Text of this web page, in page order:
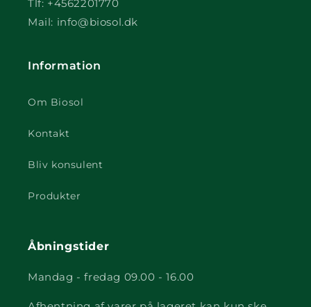
Tlf: +4562201770
Mail: info@biosol.dk
Information
Om Biosol
Kontakt
Bliv konsulent
Produkter
Åbningstider
Mandag - fredag 09.00 - 16.00